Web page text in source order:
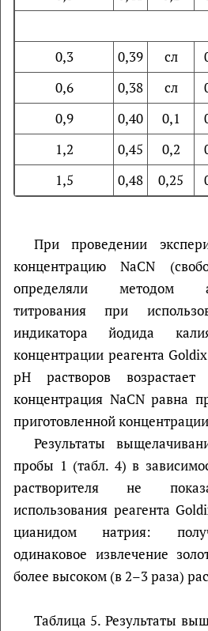
0,3
0,39 сл
0,6
0,38 сл
0,9
0,40 0,1
1,2
0,45 0,2
1,5
0,48 0,25
При проведении
концентрацию NaCN
определяли методом
титрования при
индикатора йодида
концентрации реагента
рН растворов
концентрация NaCN равна
приготовленной
Результаты
пробы 1 (табл. 4) в
растворителя не
использования реагента
цианидом натрия:
одинаковое извлечение
более высоком (в 2–3 раза)
Таблица 5. Результаты